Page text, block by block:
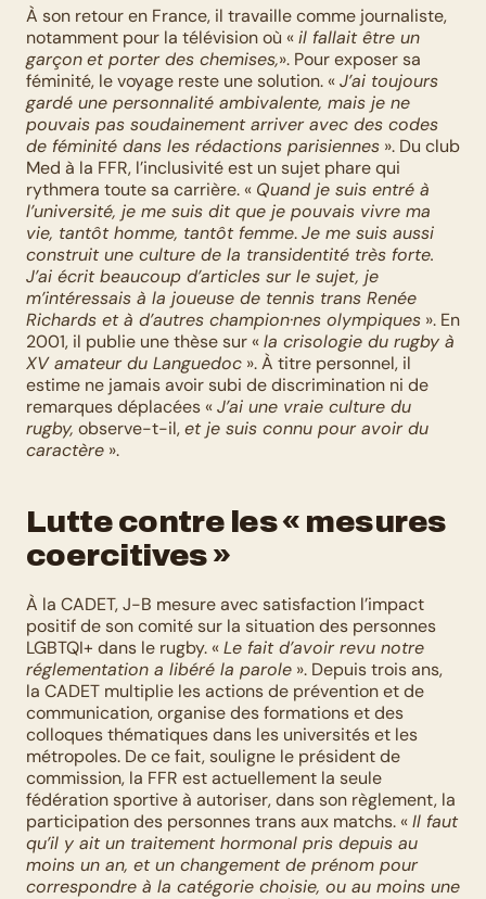
À son retour en France, il travaille comme journaliste,
notamment pour la télévision où « il fallait être un
garçonet porter des chemises,». Pour exposer sa
féminité, le voyage reste une solution. « J’ai toujours
gardé une personnalité ambivalente, mais je ne
pouvais pas soudainement arriver avec des codes
de féminité dans les rédactions parisiennes ». Du club
Med à la FFR, l’inclusivité est un sujet phare qui
rythmera toute sa carrière. « Quand je suis entré à
l’université, je me suis dit que je pouvais vivre ma
vie, tantôt homme, tantôt femme. Je me suis aussi
construit une culture de la transidentité très forte.
J’ai écrit beaucoup d’articles sur le sujet, je
m’intéressais à la joueuse de tennis trans Renée
Richards et à d’autres champion·nes olympiques ». En
2001, il publie une thèse sur « la crisologie du rugby à
XV amateur du Languedoc ». À titre personnel, il
estime ne jamais avoir subi de discrimination ni de
remarques déplacées « J’ai une vraie culture du
rugby, observe-t-il, et je suis connu pour avoir du
caractère ».
Lutte contre les « mesures
coercitives »
À la CADET, J-B mesure avec satisfaction l’impact
positif de son comité sur la situation des personnes
LGBTQI+ dans le rugby. « Le fait d’avoir revu notre
réglementation a libéré la parole ». Depuis trois ans,
la CADET multiplie les actions de prévention et de
communication, organise des formations et des
colloques thématiques dans les universités et les
métropoles. De ce fait, souligne le président de
commission, la FFR est actuellement la seule
fédération sportive à autoriser, dans son règlement, la
participation des personnes trans aux matchs. « Il faut
qu’il y ait un traitement hormonal pris depuis au
moins un an, et un changement de prénom pour
correspondre à la catégorie choisie, ou au moins une